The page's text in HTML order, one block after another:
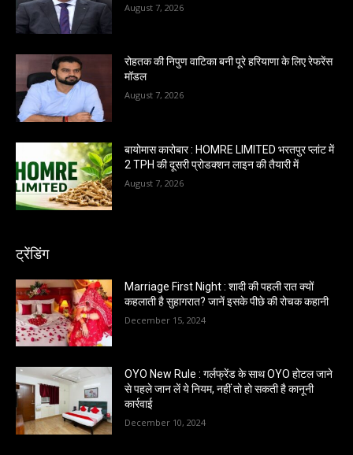
August 7, 2026
रोहतक की निपुण वाटिका बनी पूरे हरियाणा के लिए रेफरेंस
मॉडल
August 7, 2026
बायोमास कारोबार : HOMRE LIMITED भरतपुर प्लांट में
2 TPH की दूसरी प्रोडक्शन लाइन की तैयारी में
August 7, 2026
ट्रेंडिंग
Marriage First Night : शादी की पहली रात क्यों
कहलाती है सुहागरात? जानें इसके पीछे की रोचक कहानी
December 15, 2024
OYO New Rule : गर्लफ्रेंड के साथ OYO होटल जाने
से पहले जान लें ये नियम, नहीं तो हो सकती है कानूनी
कार्रवाई
December 10, 2024